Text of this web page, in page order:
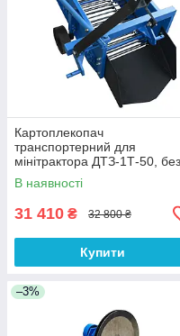
Картоплекопач
транспортерний для
мінітрактора ДТЗ-1Т-50, без
кардана
В наявності
31 410 ₴ 32 800 ₴
Купити
–3%